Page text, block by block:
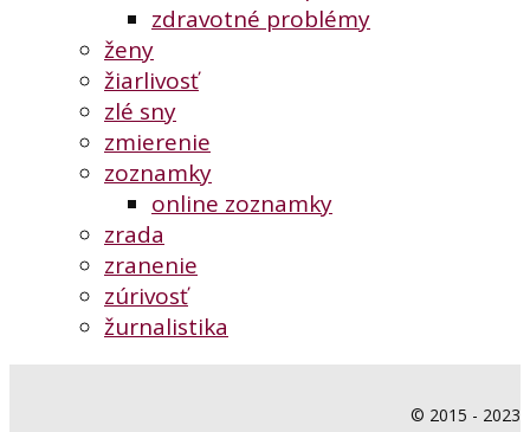
zdravotné problémy
ženy
žiarlivosť
zlé sny
zmierenie
zoznamky
online zoznamky
zrada
zranenie
zúrivosť
žurnalistika
© 2015 - 2023